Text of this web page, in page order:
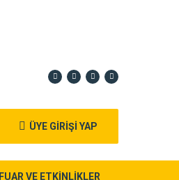
ÜYE GİRİŞİ YAP
FUAR VE ETKİNLİKLER